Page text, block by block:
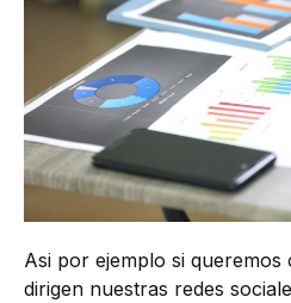
Asi por ejemplo si queremos
dirigen nuestras redes